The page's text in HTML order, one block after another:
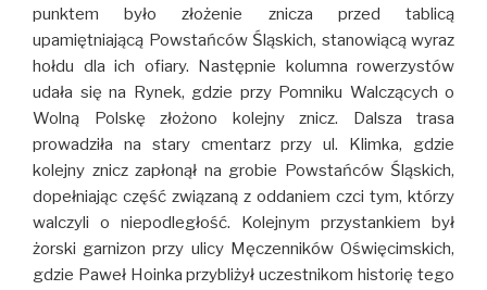
punktem było złożenie znicza przed tablicą
upamiętniającą Powstańców Śląskich, stanowiącą wyraz
hołdu dla ich ofiary. Następnie kolumna rowerzystów
udała się na Rynek, gdzie przy Pomniku Walczących o
Wolną Polskę złożono kolejny znicz. Dalsza trasa
prowadziła na stary cmentarz przy ul. Klimka, gdzie
kolejny znicz zapłonął na grobie Powstańców Śląskich,
dopełniając część związaną z oddaniem czci tym, którzy
walczyli o niepodległość. Kolejnym przystankiem był
żorski garnizon przy ulicy Męczenników Oświęcimskich,
gdzie Paweł Hoinka przybliżył uczestnikom historię tego